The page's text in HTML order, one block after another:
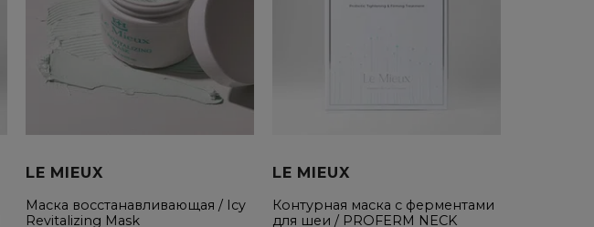
LE MIEUX
Маска восстанавливающая / Icy
Revitalizing Mask
LE MIEUX
Контурная маска с ферментами
для шеи / PROFERM NECK